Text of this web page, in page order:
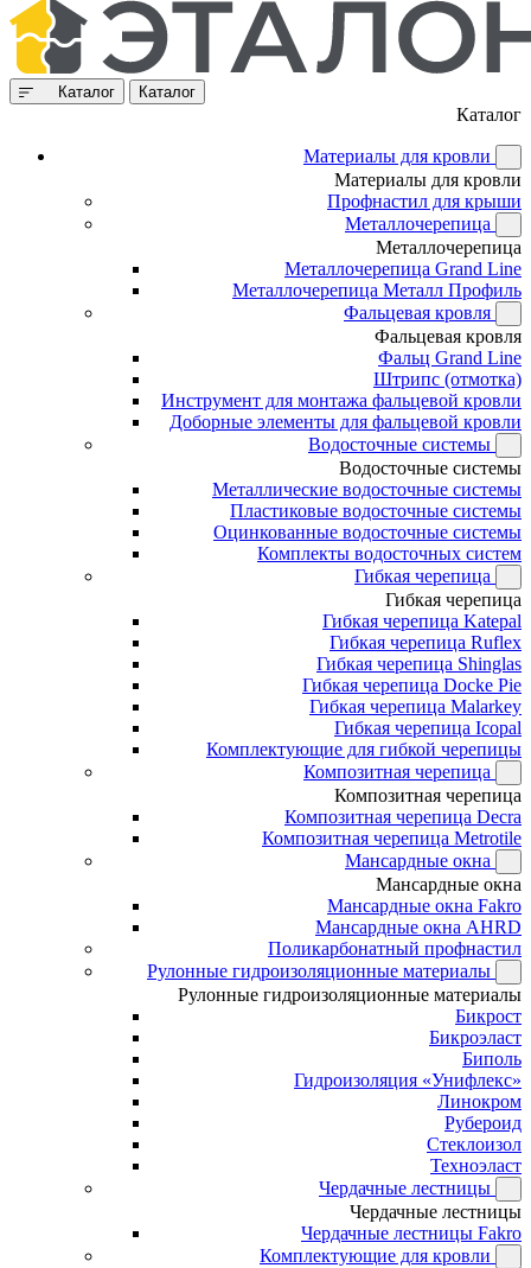
Каталог Каталог
Каталог
Материалы для кровли
Материалы для кровли
Профнастил для крыши
Металлочерепица
Металлочерепица
Металлочерепица Grand Line
Металлочерепица Металл Профиль
Фальцевая кровля
Фальцевая кровля
Фальц Grand Line
Штрипс (отмотка)
Инструмент для монтажа фальцевой кровли
Доборные элементы для фальцевой кровли
Водосточные системы
Водосточные системы
Металлические водосточные системы
Пластиковые водосточные системы
Оцинкованные водосточные системы
Комплекты водосточных систем
Гибкая черепица
Гибкая черепица
Гибкая черепица Katepal
Гибкая черепица Ruflex
Гибкая черепица Shinglas
Гибкая черепица Docke Pie
Гибкая черепица Malarkey
Гибкая черепица Icopal
Комплектующие для гибкой черепицы
Композитная черепица
Композитная черепица
Композитная черепица Decra
Композитная черепица Metrotile
Мансардные окна
Мансардные окна
Мансардные окна Fakro
Мансардные окна AHRD
Поликарбонатный профнастил
Рулонные гидроизоляционные материалы
Рулонные гидроизоляционные материалы
Бикрост
Бикроэласт
Биполь
Гидроизоляция «Унифлекс»
Линокром
Рубероид
Стеклоизол
Техноэласт
Чердачные лестницы
Чердачные лестницы
Чердачные лестницы Fakro
Комплектующие для кровли